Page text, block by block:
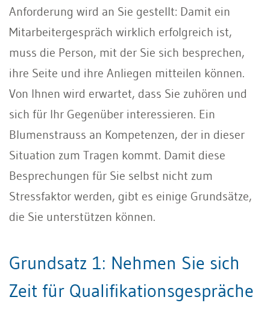
Anforderung wird an Sie gestellt: Damit ein
Mitarbeitergespräch wirklich erfolgreich ist,
muss die Person, mit der Sie sich besprechen,
ihre Seite und ihre Anliegen mitteilen können.
Von Ihnen wird erwartet, dass Sie zuhören und
sich für Ihr Gegenüber interessieren. Ein
Blumenstrauss an Kompetenzen, der in dieser
Situation zum Tragen kommt. Damit diese
Besprechungen für Sie selbst nicht zum
Stressfaktor werden, gibt es einige Grundsätze,
die Sie unterstützen können.
Grundsatz 1: Nehmen Sie sich
Zeit für Qualifikationsgespräche